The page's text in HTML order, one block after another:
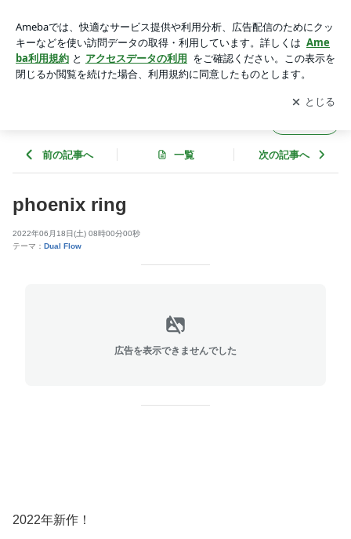
アプリをダウンロードして ブログの更新通知
を受け取りまし
ょう。
開く
前の記事へ 一覧 次の記事へ
phoenix ring
2022年06月18日(土) 08時00分00秒
テーマ： Dual Flow
広告を表示できませんでした
2022年新作！